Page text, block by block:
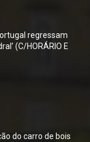
regressam
(C/HORÁRIO E
do carro de bois